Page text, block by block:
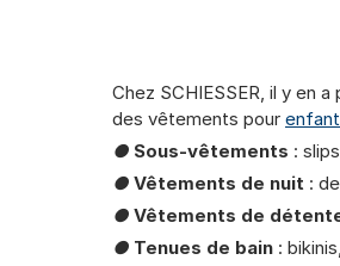
Chez SCHIESSER, il y en
des vêtements pour
● Sous-vêtements :
● Vêtements de nuit :
● Vêtements de
● Tenues de bain :